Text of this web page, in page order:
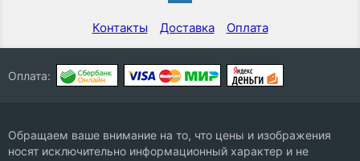
Контакты Доставка Оплата
Оплата:
Обращаем ваше внимание на то, что цены и изображения
носят исключительно информационный характер и не